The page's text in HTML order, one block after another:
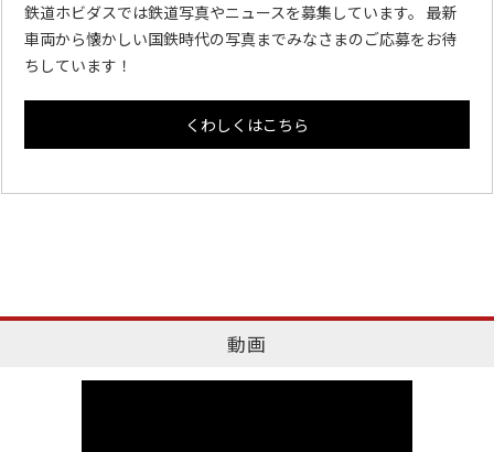
鉄道ホビダスでは鉄道写真やニュースを募集しています。 最新
車両から懐かしい国鉄時代の写真までみなさまのご応募をお待
ちしています！
くわしくはこちら
動画